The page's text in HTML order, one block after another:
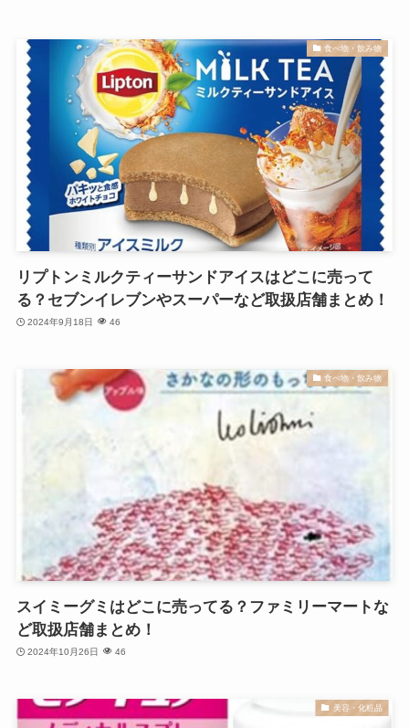
食べ物・飲み物
リプトンミルクティーサンドアイスはどこに売って
る？セブンイレブンやスーパーなど取扱店舗まとめ！
2024年9月18日 46
食べ物・飲み物
スイミーグミはどこに売ってる？ファミリーマートな
ど取扱店舗まとめ！
2024年10月26日 46
美容・化粧品